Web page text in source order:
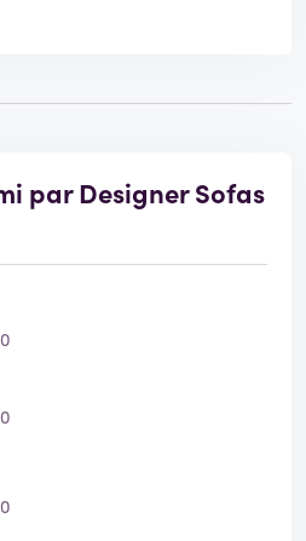
par Designer Sofas